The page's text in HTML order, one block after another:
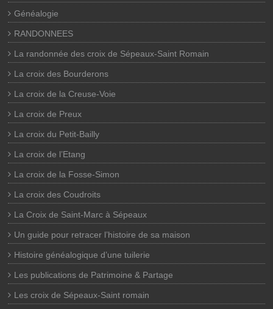
Généalogie
RANDONNEES
La randonnée des croix de Sépeaux-Saint Romain
La croix des Bourderons
La croix de la Creuse-Voie
La croix de Preux
La croix du Petit-Bailly
La croix de l’Etang
La croix de la Fosse-Simon
La croix des Coudroits
La Croix de Saint-Marc à Sépeaux
Un guide pour retracer l’histoire de sa maison
Histoire généalogique d’une tuilerie
Les publications de Patrimoine & Partage
Les croix de Sépeaux-Saint romain